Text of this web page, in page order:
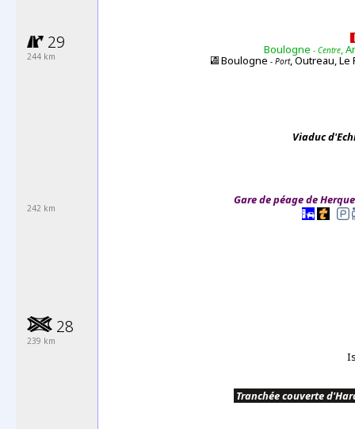
29
244 km Boulogne - Centre,
Boulogne - Port, Outreau, Le
Viaduc
242 km
Garede péage de
28
239 km
Tranchée couverte